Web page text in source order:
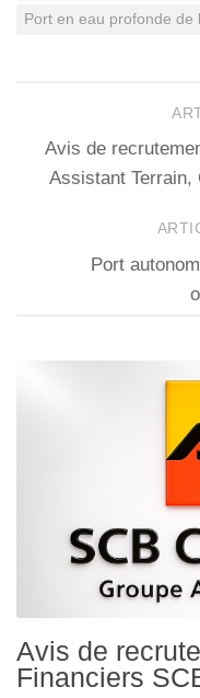
Port en eau profonde de
Avis de
Assistant Terrain,
Port
Avis de
Financiers